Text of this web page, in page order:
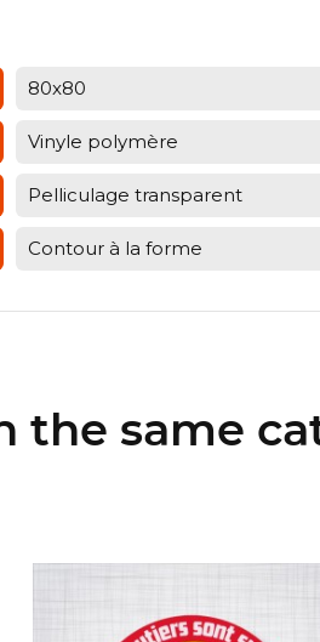
80x80
Vinyle polymère
Pelliculage transparent
Contour à la forme
the same